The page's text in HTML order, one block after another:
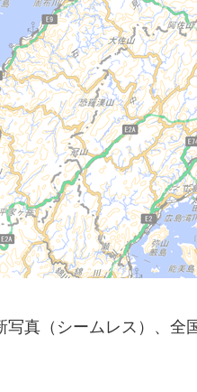
写真（シームレス）、全